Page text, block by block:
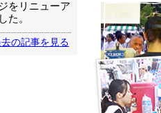
をリニューア
た。
の記事を見る